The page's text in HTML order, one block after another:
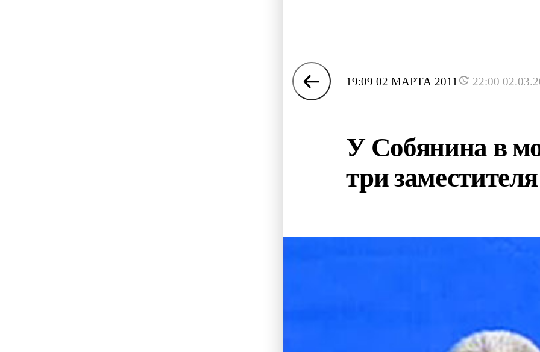
19:09 02 МАРТА 2011 22:00
У Собянина в
три заместителя